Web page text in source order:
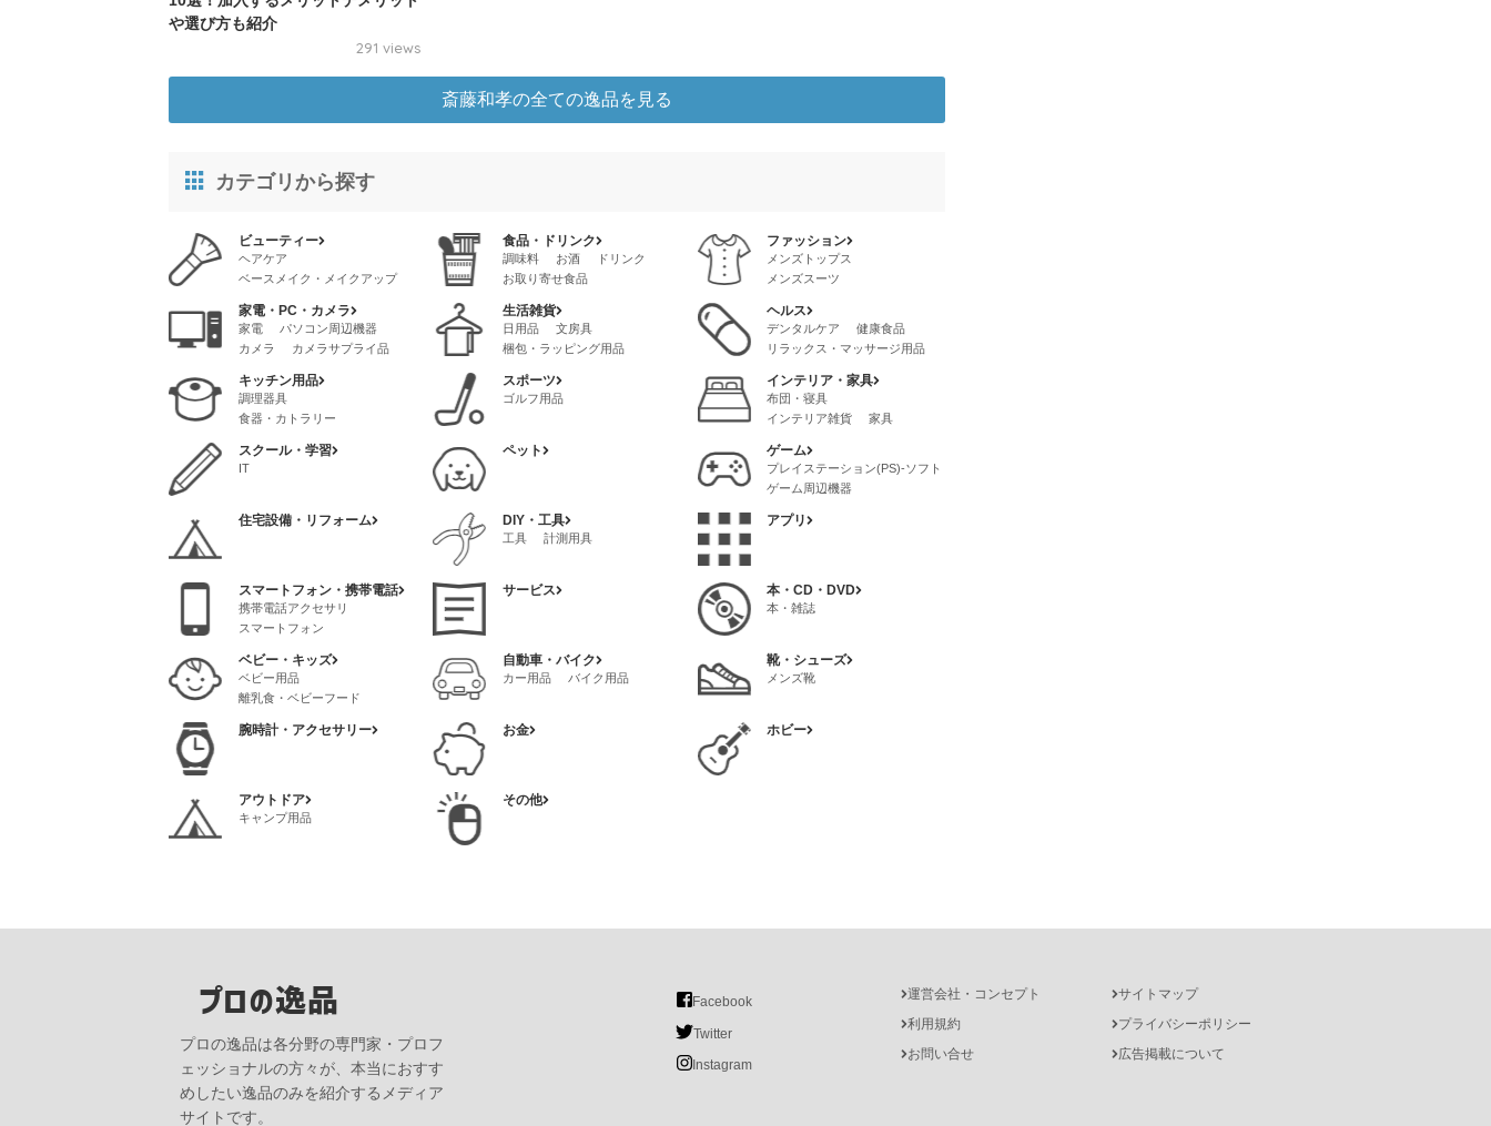
や選び方も紹介
291 views
斎藤和孝の全ての逸品を見る
カテゴリから探す
ビューティー
ヘアケア
ベースメイク・メイクアップ
クリニック・サロン
メイク道具・ケアグッズ
香水・フレグランス
食品・ドリンク
調味料 お酒
ドリンク
お取り寄せ食品
茶葉・インスタントドリンク
冷凍食品・インスタント食品
菓子・スイーツ
ファッション
メンズトップス
メンズスーツ
メンズボトムス
メンズインナー
家電・PC・カメラ
家電
パソコン周辺機器
カメラ
カメラサプライ品
パソコンソフト
パソコンサプライ品
生活雑貨
日用品
文房具
梱包・ラッピング用品
ヘルス
デンタルケア
健康食品
リラックス・マッサージ用品
健康グッズ
キッチン用品
調理器具
食器・カトラリー
スポーツ
ゴルフ用品
インテリア・家具
布団・寝具
インテリア雑貨
家具
スクール・学習
IT
ペット ゲーム
プレイステーション(PS)-ソフト
ゲーム周辺機器
ゲームボーイ-アドバンス-ソフト
住宅設備・リフォーム DIY・工具
工具 計測用具
アプリ
スマートフォン・携帯電話
携帯電話アクセサリ
スマートフォン
サービス 本・CD・DVD
本・雑誌
ベビー・キッズ
ベビー用品
離乳食・ベビーフード
自動車・バイク
カー用品 バイク用品
靴・シューズ
メンズ靴
腕時計・アクセサリー お金 ホビー
アウトドア
キャンプ用品
その他
プロの逸品
プロの逸品は各分野の専門家・プロフ
ェッショナルの方々が、本当におすす
めしたい逸品のみを紹介するメディア
サイトです。
運営会社・コンセプト
サイトマップ
利用規約
プライバシーポリシー
お問い合せ
広告掲載について
Facebook
Twitter
Instagram